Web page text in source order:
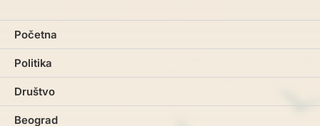
Početna
Politika
Društvo
Beograd